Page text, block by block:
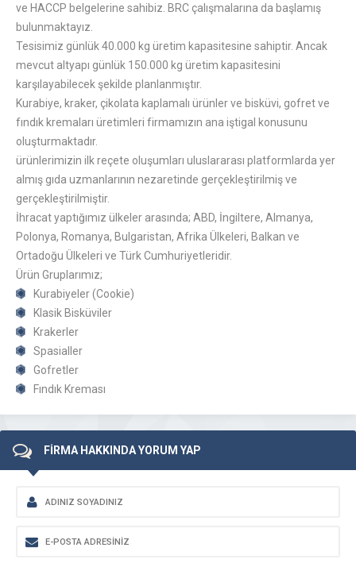
ve HACCP belgelerine sahibiz. BRC çalışmalarına da başlamış
bulunmaktayız.
Tesisimiz günlük 40.000 kg üretim kapasitesine sahiptir. Ancak
mevcut altyapı günlük 150.000 kg üretim kapasitesini
karşılayabilecek şekilde planlanmıştır.
Kurabiye, kraker, çikolata kaplamalı ürünler ve bisküvi, gofret ve
fındık kremaları üretimleri firmamızın ana iştigal konusunu
oluşturmaktadır.
ürünlerimizin ilk reçete oluşumları uluslararası platformlarda yer
almış gıda uzmanlarının nezaretinde gerçekleştirilmiş ve
gerçekleştirilmiştir.
İhracat yaptığımız ülkeler arasında; ABD, İngiltere, Almanya,
Polonya, Romanya, Bulgaristan, Afrika Ülkeleri, Balkan ve
Ortadoğu Ülkeleri ve Türk Cumhuriyetleridir.
Ürün Gruplarımız;
Kurabiyeler (Cookie)
Klasik Bisküviler
Krakerler
Spasialler
Gofretler
Fındık Kreması
FİRMA HAKKINDA YORUM YAP